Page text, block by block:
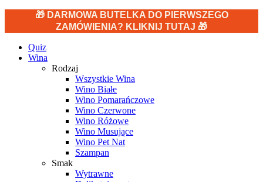
🎁 DARMOWA BUTELKA DO PIERWSZEGO
ZAMÓWIENIA? KLIKNIJ TUTAJ 🎁
Quiz
Wina
Rodzaj
Wszystkie Wina
Wino Białe
Wino Pomarańczowe
Wino Czerwone
Wino Różowe
Wino Musujące
Wino Pet Nat
Szampan
Smak
Wytrawne